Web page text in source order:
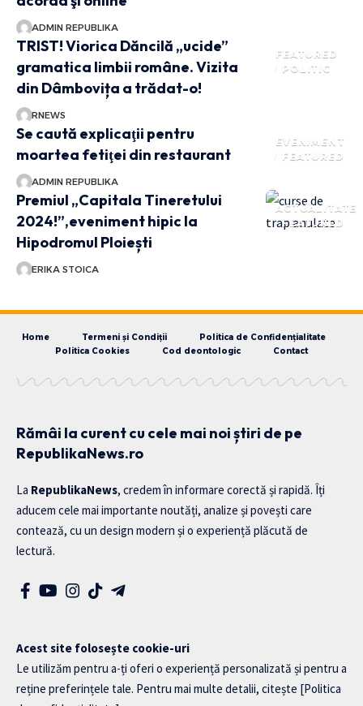
ADMIN REPUBLIKA
FEATURED
POLITIC
TRIST! Viorica Dăncilă „ucide”
gramatica limbii române. Vizita
din Dâmbovița a trădat-o!
RNEWS
EVENIMENT
FEATURED
Se caută explicaţii pentru
moartea fetiţei din restaurant
ADMIN REPUBLIKA
ACTUALITATE
FEATURED
Premiul „Capitala Tineretului
2024!”,eveniment hipic la
Hipodromul Ploiești
ERIKA STOICA
Home Termeni și Condiții
Politica de Confidențialitate
Politica Cookies
Cod deontologic Contact
Rămâi la curent cu cele mai noi știri de pe
RepublikaNews.ro
La RepublikaNews, credem în informare corectă și rapidă. Îți
aducem cele mai importante noutăți, analize și povești care
contează, cu un design modern și o experiență plăcută de
lectură.
Acest site folosește cookie-uri
Le utilizăm pentru a-ți oferi o experiență personalizată și pentru a
reține preferințele tale. Pentru mai multe detalii, citește [Politica